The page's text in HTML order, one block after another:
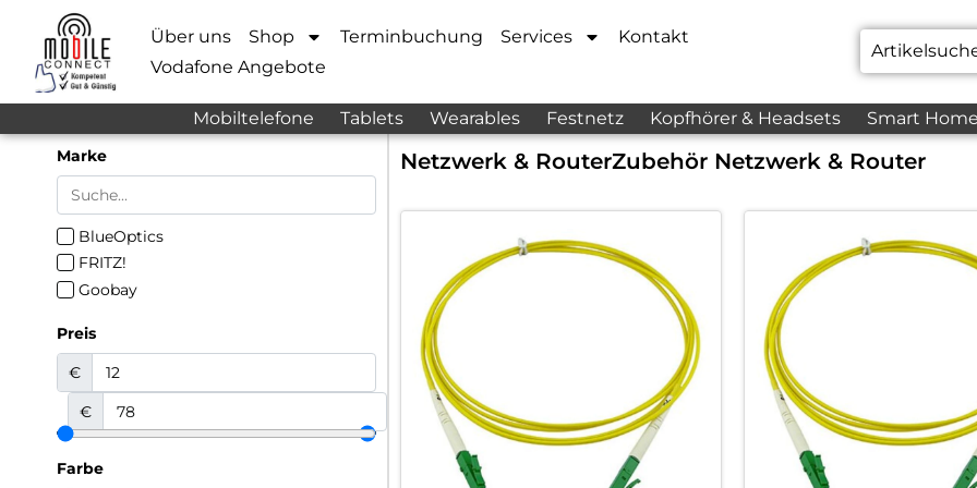
Über uns Shop Terminbuchung Services
Kontakt
Vodafone Angebote
Mobiltelefone Tablets Wearables Festnetz Kopfhörer & Headsets Smart Home
Marke
BlueOptics
FRITZ!
Goobay
Preis
€
€
Farbe
Netzwerk & RouterZubehör Netzwerk & Router